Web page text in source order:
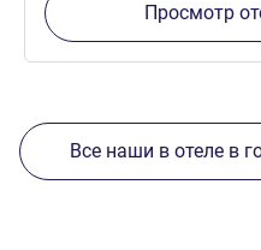
Просмотр
Все наши в отеле в